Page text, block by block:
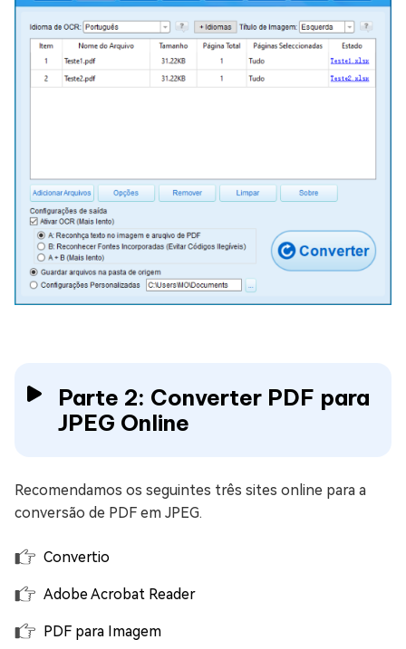
Parte 2: Converter PDF para
JPEG Online
Recomendamos os seguintes três sites online para a
conversão de PDF em JPEG.
Convertio
Adobe Acrobat Reader
PDF para Imagem